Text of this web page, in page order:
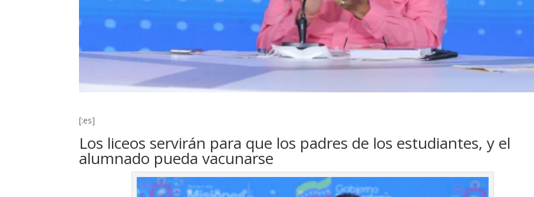
[:es]
Los liceos servirán para que los padres de los estudiantes, y el
alumnado pueda vacunarse